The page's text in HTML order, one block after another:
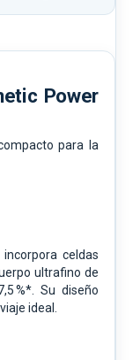
Power
para la
celdas
ultrafino de
%*. Su diseño
ideal.